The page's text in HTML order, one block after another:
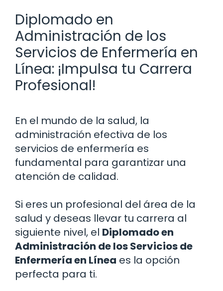
Diplomado en
Administración de los
Servicios de Enfermería en
Línea: ¡Impulsa tu Carrera
Profesional!
En el mundo de la salud, la
administración efectiva de los
servicios de enfermería es
fundamental para garantizar una
atención de calidad.
Si eres un profesional del área de la
salud y deseas llevar tu carrera al
siguiente nivel, el Diplomado en
Administración de los Servicios de
Enfermería en Línea es la opción
perfecta para ti.